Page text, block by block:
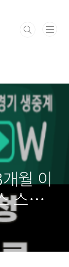
월 이
스튜